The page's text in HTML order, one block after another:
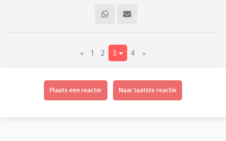
nu mijn ex een eigen woning heeft kan hij ineens prima voor
zichzelf zorgen. zijn woning ziet er leuk uit met veel
herkent iemand dit?
« 1 2 3 4 »
Plaats een reactie Naar laatste reactie